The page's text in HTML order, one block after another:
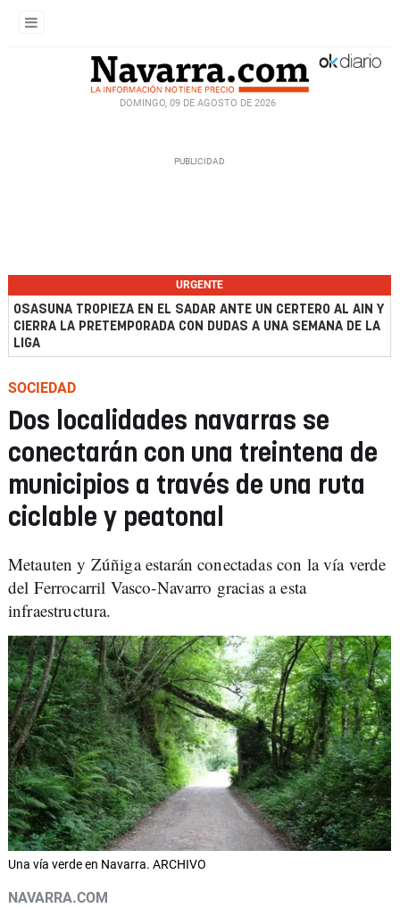
DOMINGO, 09 DE AGOSTO DE 2026
URGENTE
OSASUNA TROPIEZA EN EL SADAR ANTE UN CERTERO AL AIN Y
CIERRA LA PRETEMPORADA CON DUDAS A UNA SEMANA DE LA
LIGA
SOCIEDAD
Dos localidades navarras se
conectarán con una treintena de
municipios a través de una ruta
ciclable y peatonal
Metauten y Zúñiga estarán conectadas con la vía verde
del Ferrocarril Vasco-Navarro gracias a esta
infraestructura.
Una vía verde en Navarra. ARCHIVO
NAVARRA.COM